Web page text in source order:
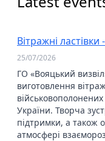
Вітражні
25/07/2026
ГО «Вояцький
виготовлення
України. Творча
підтримки, а також
атмосфері